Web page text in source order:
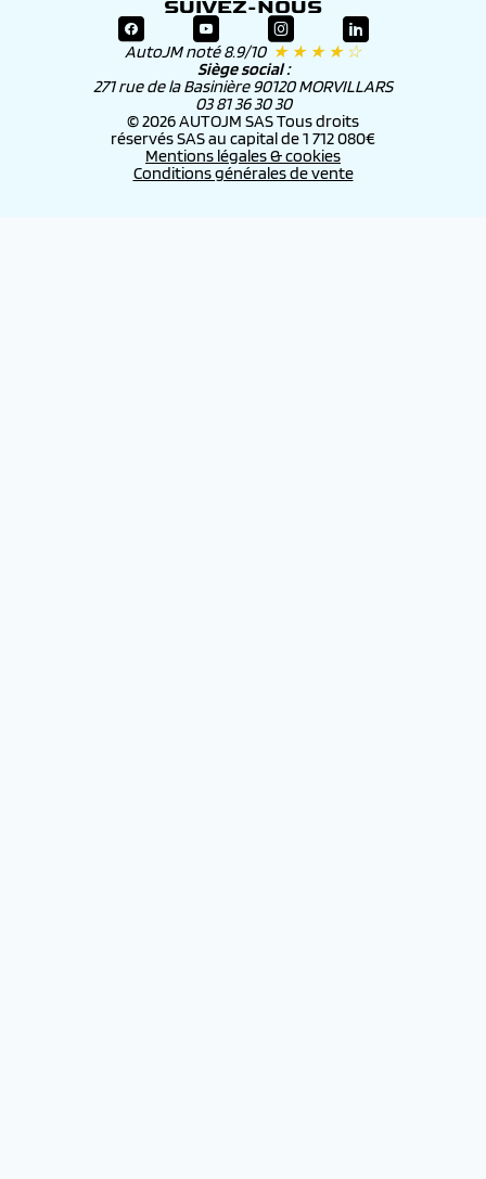
SUIVEZ-NOUS
AutoJM noté 8.9/10 ★ ★ ★ ★ ☆
Siège social :
271 rue de la Basinière 90120 MORVILLARS
03 81 36 30 30
© 2026 AUTOJM SAS Tous droits
réservés SAS au capital de 1 712 080€
Mentions légales & cookies
Conditions générales de vente